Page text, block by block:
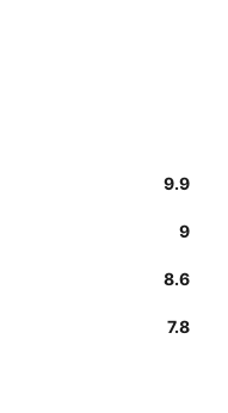
9.9
9
8.6
7.8